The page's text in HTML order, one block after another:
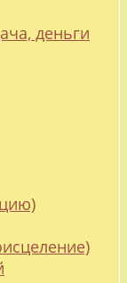
деньги